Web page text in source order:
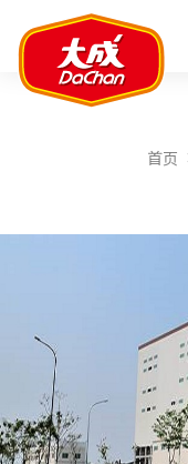
首页